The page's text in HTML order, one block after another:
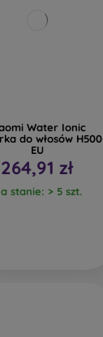
Water Ionic
do włosów H500
EU
264,91 zł
stanie: > 5 szt.